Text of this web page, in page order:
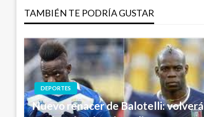
entradas
TAMBIÉN TE PODRÍA GUSTAR
DEPORTES
Nuevo renacer de Balotelli: volverá